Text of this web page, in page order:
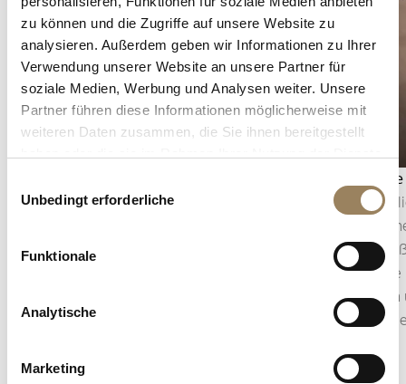
zu können und die Zugriffe auf unsere Website zu
analysieren. Außerdem geben wir Informationen zu Ihrer
Verwendung unserer Website an unsere Partner für
soziale Medien, Werbung und Analysen weiter. Unsere
Partner führen diese Informationen möglicherweise mit
weiteren Daten zusammen, die Sie ihnen bereitgestellt
Unbedingt erforderliche
Funktionale
Analytische
Marketing
Die Sekundenanzeige ermöglicht es, den Ablauf
Konstruktion des Uhrwerks kann sie in Form
erscheinen, die in die Architektur des Zifferblatts
Anglage
Die
hebt die
Licht ein
selbst